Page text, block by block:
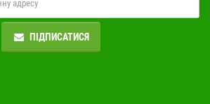
ПІДПИСАТИСЯ